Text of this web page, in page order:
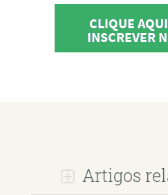
CLIQUE
INSCREVER
Artigos